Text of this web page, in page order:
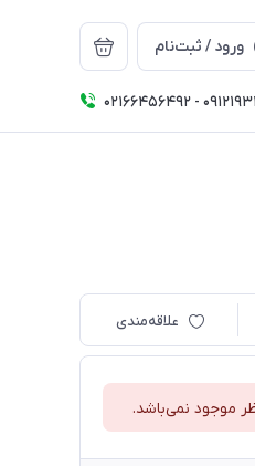
ورود / ثبت‌نام
02166456492 -
علاقه‌مندی
موجود نمی‌باشد.